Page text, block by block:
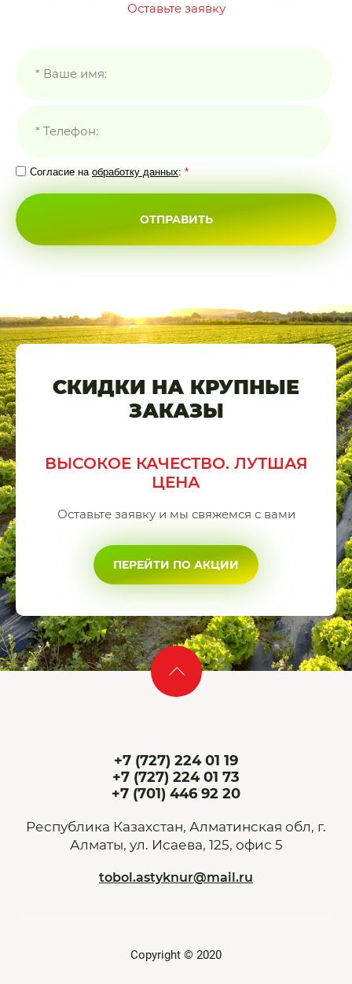
Оставьте заявку
Согласие на обработку данных: *
ОТПРАВИТЬ
СКИДКИ НА КРУПНЫЕ
ЗАКАЗЫ
ВЫСОКОЕ КАЧЕСТВО. ЛУТШАЯ
ЦЕНА
Оставьте заявку и мы свяжемся с вами
ПЕРЕЙТИ ПО АКЦИИ
+7 (727) 224 01 19
+7 (727) 224 01 73
+7 (701) 446 92 20
Республика Казахстан, Алматинская обл, г.
Алматы, ул. Исаева, 125, офис 5
tobol.astyknur@mail.ru
Copyright © 2020